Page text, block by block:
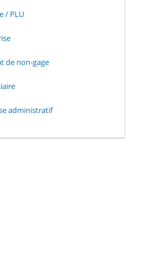
/ PLU
de non-gage
administratif